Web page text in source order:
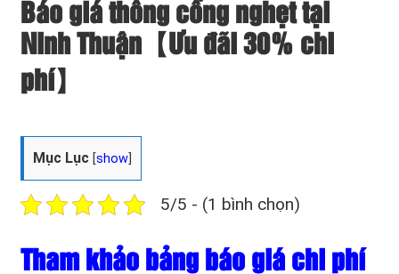
Báo giá thông cống nghẹt tại
Ninh Thuận【Ưu đãi 30% chi
phí】
Mục Lục [show
5/5 - (1 bình chọn)
Tham khảo bảng báo giá chi phí